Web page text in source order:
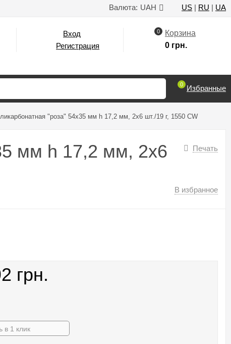
Валюта: UAH US | RU | UA
Вход
Регистрация
0
Корзина
0 грн.
0 Избранные
"роза" 54х35 мм h 17,2 мм, 2х6 шт./19 г, 1550 CW
Печать
мм h 17,2 мм, 2х6
В избранное
грн.
в 1 клик